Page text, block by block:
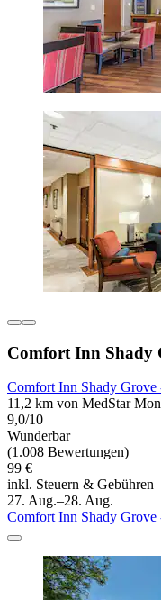
Comfort Inn Shady
Comfort Inn Shady
11,2 km von MedStar
9,0/10
Wunderbar
(1.008 Bewertungen)
99 €
inkl. Steuern & Gebühren
27. Aug.–28. Aug.
Comfort Inn Shady